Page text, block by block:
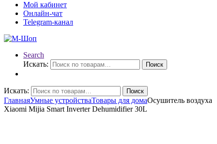
Мой кабинет
Онлайн-чат
Telegram-канал
Search
Искать:
Поиск
Искать: Поиск
ГлавнаяУмные устройстваТовары для домаОсушитель воздуха
Xiaomi Mijia Smart Inverter Dehumidifier 30L